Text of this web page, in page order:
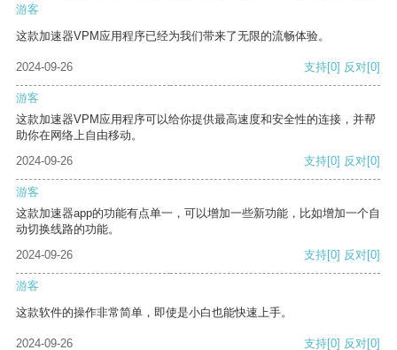
游客
这款加速器VPM应用程序已经为我们带来了无限的流畅体验。
2024-09-26 支持[0] 反对[0]
游客
这款加速器VPM应用程序可以给你提供最高速度和安全性的连接，并帮
助你在网络上自由移动。
2024-09-26
支持[0] 反对[0]
游客
这款加速器app的功能有点单一，可以增加一些新功能，比如增加一个自
动切换线路的功能。
2024-09-26
支持[0] 反对[0]
游客
这款软件的操作非常简单，即使是小白也能快速上手。
2024-09-26 支持[0] 反对[0]